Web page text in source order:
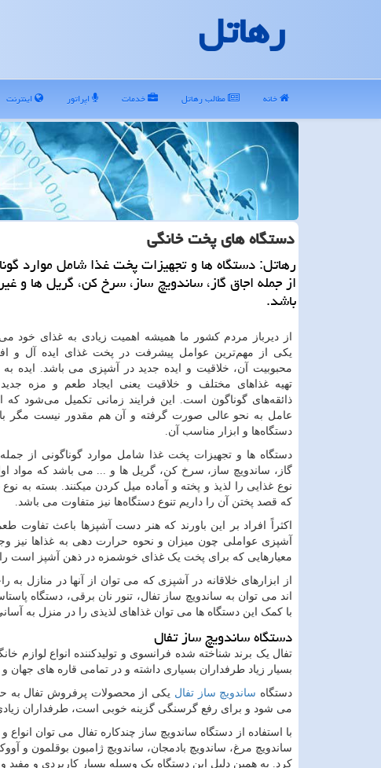
رهاتل
خانه مطالب رهاتل خدمات اپراتور اینترنت
دستگاه های پخت خانگی
رهاتل: دستگاه ها و تجهیزات پخت غذا شامل موارد
از جمله اجاق گاز، ساندویچ ساز، سرخ كن، گریل ها و
باشد.
از دیرباز مردم کشور ما همیشه اهمیت زیادی به غذای خود
یکی از مهم‌ترین عوامل پیشرفت در پخت غذای ایده آل و
محبوبیت آن، خلاقیت و ایده جدید در آشپزی می باشد. ایده به
تهیه غذاهای مختلف و خلاقیت یعنی ایجاد طعم و مزه
ذائقه‌های گوناگون است. این فرایند زمانی تکمیل می‌شود که
عامل به نحو عالی صورت گرفته و آن هم مقدور نیست مگر
دستگاه‌ها و ابزار مناسب آن.
دستگاه ها و تجهیزات پخت غذا شامل موارد گوناگونی از
گاز، ساندویچ ساز، سرخ کن، گریل ها و ... می باشد که مواد
نوع غذایی را لذیذ و پخته و آماده میل کردن میکنند. بسته به نوع
که قصد پختن آن را داریم تنوع دستگاه‌ها نیز متفاوت می باشد.
اکثراً افراد بر این باورند که هنر دست آشپزها باعث تفاوت
آشپزی عواملی چون میزان و نحوه حرارت دهی به غذاها نیز
معیارهایی که برای پخت یک غذای خوشمزه در ذهن آشپز است را
از ابزارهای خلاقانه در آشپزی که می توان از آنها در منازل
اند می توان به ساندویچ ساز تفال، تنور نان برقی، دستگاه
با کمک این دستگاه ها می توان غذاهای لذیذی را در منزل به
دستگاه ساندویچ ساز تفال
تفال یک برند شناخته شده فرانسوی و تولیدکننده انواع
بسیار زیاد طرفداران بسیاری داشته و در تمامی قاره های
دستگاه ساندویچ ساز تفال یکی از محصولات پرفروش تفال به
می شود و برای رفع گرسنگی گزینه خوبی است، طرفداران زیادی
با استفاده از دستگاه ساندویچ ساز چندکاره تفال می توان
ساندویچ مرغ، ساندویچ بادمجان، ساندویچ ژامبون بوقلمون و
کرد. به همین دلیل این دستگاه یک وسیله بسیار کاربردی و مفید